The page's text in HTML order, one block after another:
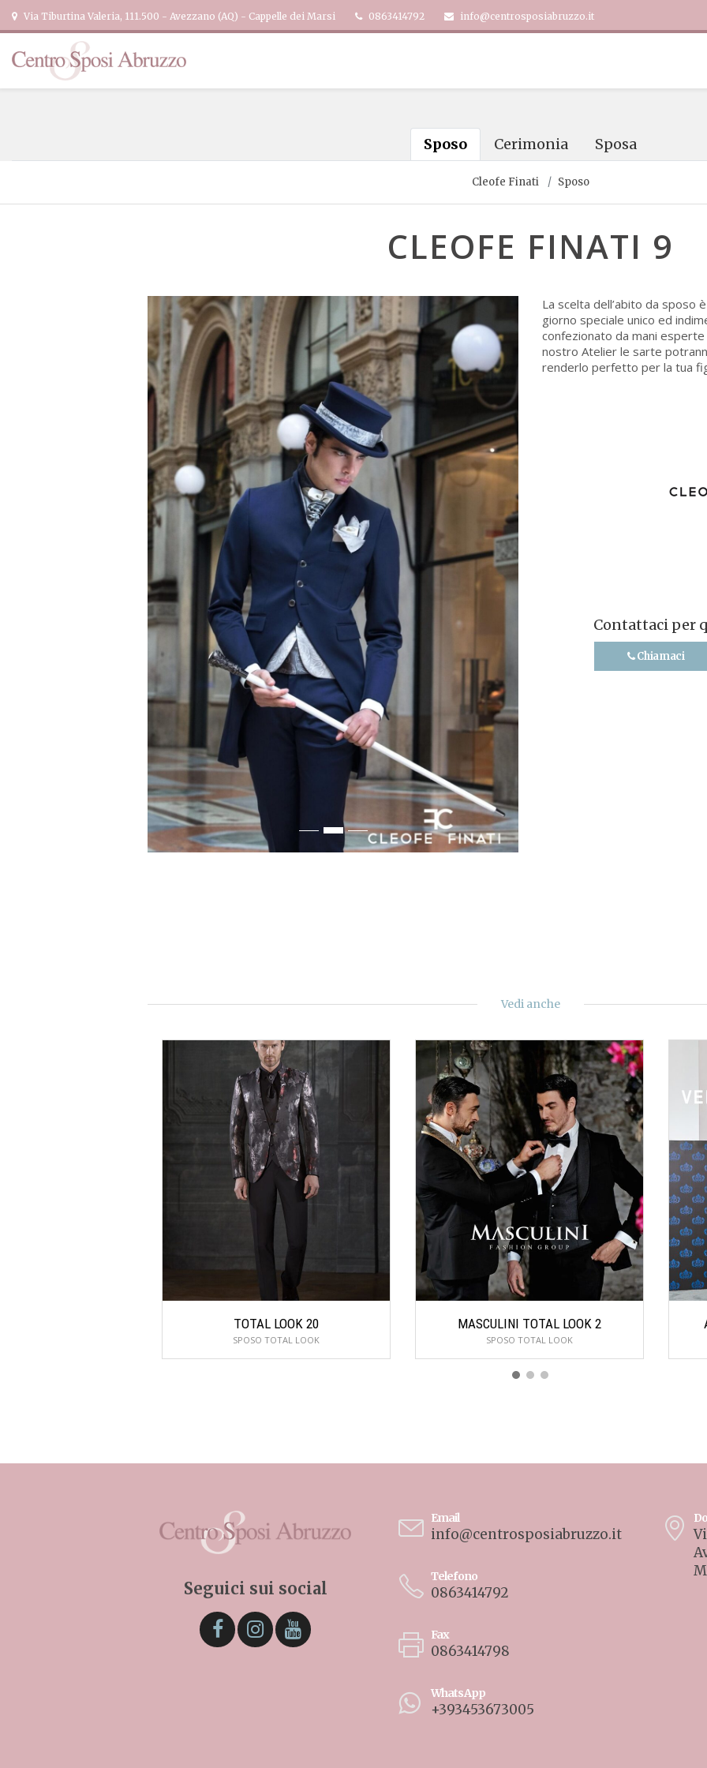
Via Tiburtina Valeria, 111.500 - Avezzano (AQ) - Cappelle dei Marsi 0863414792 info@centrosposiabruzzo.it
Sposo Cerimonia Sposa
Cleofe Finati Sposo
CLEOFE FINATI 9
La scelta dell’abito da sposo
giorno speciale unico ed
confezionato da mani
nostro Atelier le sarte
renderlo perfetto per la tua
Contattaci per
Chiamaci
Vedi anche
TOTAL LOOK 20
SPOSO TOTAL LOOK
MASCULINI TOTAL LOOK 2
SPOSO TOTAL LOOK
Seguici sui social
Email
info@centrosposiabruzzo.it
Telefono
0863414792
Fax
0863414798
WhatsApp
+393453673005